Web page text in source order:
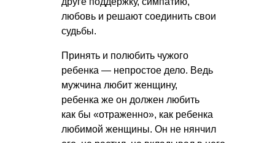
любовь и решают соединить свои
судьбы.
Принять и полюбить чужого
ребенка — непростое дело. Ведь
мужчина любит женщину,
ребенка же он должен любить
как бы «отраженно», как ребенка
любимой женщины. Он не нянчил